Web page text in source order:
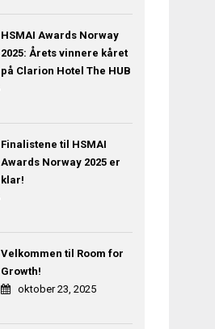
HSMAI Awards Norway
2025: Årets vinnere kåret
på Clarion Hotel The HUB
Finalistene til HSMAI
Awards Norway 2025 er
klar!
Velkommen til Room for
Growth!
oktober 23, 2025